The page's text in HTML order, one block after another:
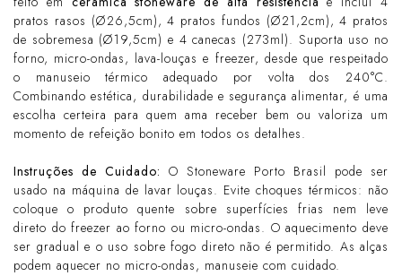
pratos rasos (Ø26,5cm), 4 pratos fundos (Ø21,2cm), 4 pratos
de sobremesa (Ø19,5cm) e 4 canecas (273ml). Suporta uso no
forno, micro-ondas, lava-louças e freezer, desde que respeitado
o manuseio térmico adequado por volta dos 240°C.
Combinando estética, durabilidade e segurança alimentar, é uma
escolha certeira para quem ama receber bem ou valoriza um
momento de refeição bonito em todos os detalhes.
Instruções de Cuidado: O Stoneware Porto Brasil pode ser
usado na máquina de lavar louças. Evite choques térmicos: não
coloque o produto quente sobre superfícies frias nem leve
direto do freezer ao forno ou micro-ondas. O aquecimento deve
ser gradual e o uso sobre fogo direto não é permitido. As alças
podem aquecer no micro-ondas, manuseie com cuidado.